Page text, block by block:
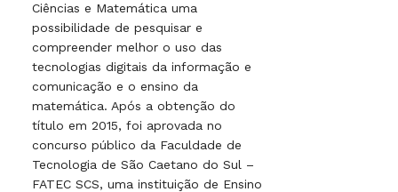
Ciências e Matemática uma
possibilidade de pesquisar e
compreender melhor o uso das
tecnologias digitais da informação e
comunicação e o ensino da
matemática. Após a obtenção do
título em 2015, foi aprovada no
concurso público da Faculdade de
Tecnologia de São Caetano do Sul –
FATEC SCS, uma instituição de Ensino